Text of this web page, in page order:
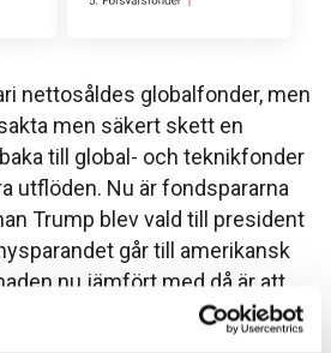
nettosåldes globalfonder, men
men säkert skett en
till global- och teknikfonder
utflöden. Nu är fondspararna
Trump blev vald till president
går till amerikansk
nu jämfört med då är att
lockar.